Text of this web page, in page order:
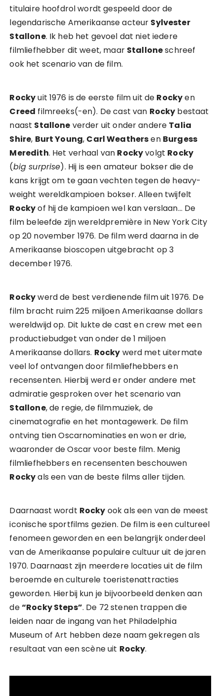
titulaire hoofdrol wordt gespeeld door de
legendarische Amerikaanse acteur Sylvester
Stallone. Ik heb het gevoel dat niet iedere
filmliefhebber dit weet, maar Stalloneschreef
ook het scenario van de film.
Rockyuit 1976 is de eerste film uit de Rockyen
Creed filmreeks(-en). De cast van Rocky bestaat
naast Stallone verder uit onder andere Talia
Shire, Burt Young, Carl Weathersen Burgess
Meredith. Het verhaal van Rockyvolgt Rocky
(big surprise). Hij is een amateur bokser die de
kans krijgt om te gaan vechten tegen de heavy-
weight wereldkampioen bokser. Alleen twijfelt
Rockyof hij de kampioen wel kan verslaan… De
film beleefde zijn wereldpremière in New York City
op 20 november 1976. De film werd daarna in de
Amerikaanse bioscopen uitgebracht op 3
december 1976.
Rockywerd de best verdienende film uit 1976. De
film bracht ruim 225 miljoen Amerikaanse dollars
wereldwijd op. Dit lukte de cast en crew met een
productiebudget van onder de 1 miljoen
Amerikaanse dollars. Rocky werd met uitermate
veel lof ontvangen door filmliefhebbers en
recensenten. Hierbij werd er onder andere met
admiratie gesproken over het scenario van
Stallone, de regie, de filmmuziek, de
cinematografie en het montagewerk. De film
ontving tien Oscarnominaties en won er drie,
waaronder de Oscar voor beste film. Menig
filmliefhebbers en recensenten beschouwen
Rockyals een van de beste films aller tijden.
Daarnaast wordt Rocky ook als een van de meest
iconische sportfilms gezien. De film is een cultureel
fenomeen geworden en een belangrijk onderdeel
van de Amerikaanse populaire cultuur uit de jaren
1970. Daarnaast zijn meerdere locaties uit de film
beroemde en culturele toeristenattracties
geworden. Hierbij kun je bijvoorbeeld denken aan
de“Rocky Steps”. De 72 stenen trappen die
leiden naar de ingang van het Philadelphia
Museum of Art hebben deze naam gekregen als
resultaat van een scène uit Rocky.